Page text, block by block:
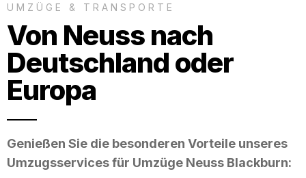
UMZÜGE & TRANSPORTE
Von Neuss nach
Deutschland oder
Europa
Genießen Sie die besonderen Vorteile unseres
Umzugsservices für Umzüge Neuss Blackburn: